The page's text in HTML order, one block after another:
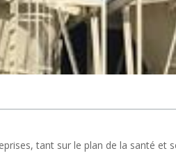
tant sur le plan de la santé et